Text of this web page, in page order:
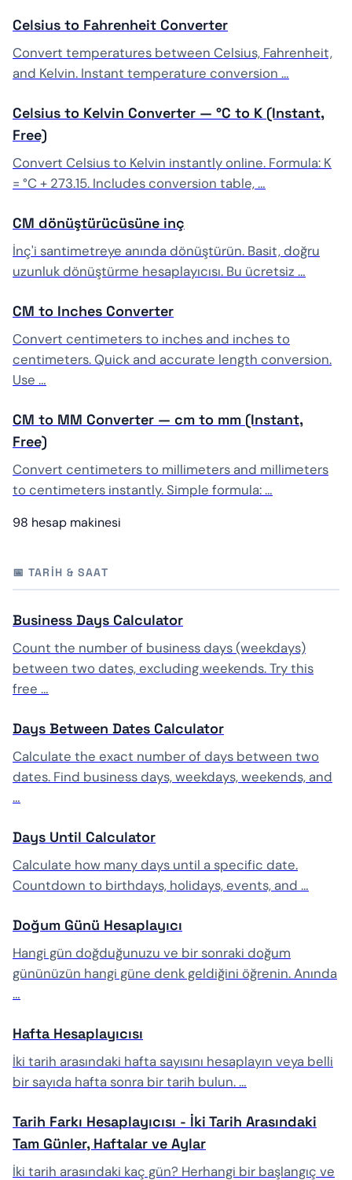
Celsius to Fahrenheit Converter
Convert temperatures between Celsius, Fahrenheit,
and Kelvin. Instant temperature conversion …
Celsius to Kelvin Converter — °C to K (Instant,
Free)
Convert Celsius to Kelvin instantly online. Formula: K
= °C + 273.15. Includes conversion table, …
CM dönüştürücüsüne inç
İnç'i santimetreye anında dönüştürün. Basit, doğru
uzunluk dönüştürme hesaplayıcısı. Bu ücretsiz …
CM to Inches Converter
Convert centimeters to inches and inches to
centimeters. Quick and accurate length conversion.
Use …
CM to MM Converter — cm to mm (Instant,
Free)
Convert centimeters to millimeters and millimeters
to centimeters instantly. Simple formula: …
98 hesap makinesi
📅 TARIH & SAAT
Business Days Calculator
Count the number of business days (weekdays)
between two dates, excluding weekends. Try this
free …
Days Between Dates Calculator
Calculate the exact number of days between two
dates. Find business days, weekdays, weekends, and
…
Days Until Calculator
Calculate how many days until a specific date.
Countdown to birthdays, holidays, events, and …
Doğum Günü Hesaplayıcı
Hangi gün doğduğunuzu ve bir sonraki doğum
gününüzün hangi güne denk geldiğini öğrenin. Anında
…
Hafta Hesaplayıcısı
İki tarih arasındaki hafta sayısını hesaplayın veya belli
bir sayıda hafta sonra bir tarih bulun. …
Tarih Farkı Hesaplayıcısı - İki Tarih Arasındaki
Tam Günler, Haftalar ve Aylar
İki tarih arasındaki kaç gün? Herhangi bir başlangıç ve